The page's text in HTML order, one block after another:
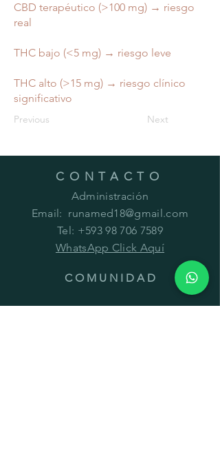
CBD terapéutico (>100 mg) → riesgo
real
THC bajo (<5 mg) → riesgo leve
THC alto (>15 mg) → riesgo clínico
significativo
Previous Next
CONTACTO
Administración
Email: runamed18@gmail.com
Tel: +593 98 706 7589
WhatsApp Click Aquí
C O M U N I D A D